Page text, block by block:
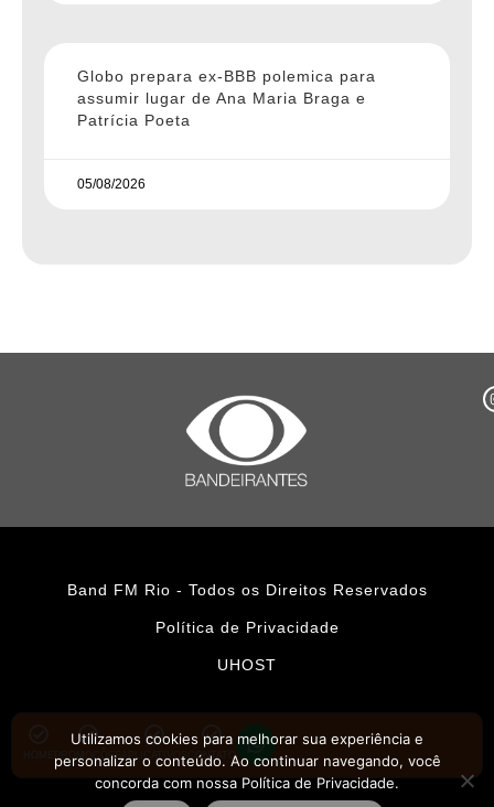
Globo prepara ex-BBB polemica para
assumir lugar de Ana Maria Braga e
Patrícia Poeta
05/08/2026
Band FM Rio - Todos os Direitos Reservados
Política de Privacidade
UHOST
PROMOÇÕESAPLICATIVOS CONTATO
Utilizamos cookies para melhorar sua experiência e
personalizar o conteúdo. Ao continuar navegando, você
concorda com nossa Política de Privacidade.